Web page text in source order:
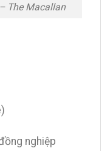
The Macallan
nghiệp